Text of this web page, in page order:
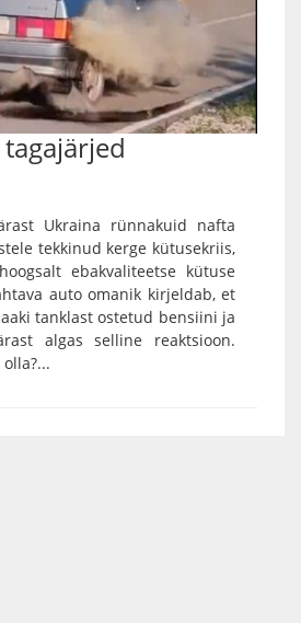
Ukraina rünnakuid nafta
tekkinud kerge kütusekriis,
ebakvaliteetse kütuse
auto omanik kirjeldab, et
tanklast ostetud bensiini ja
algas selline reaktsioon.